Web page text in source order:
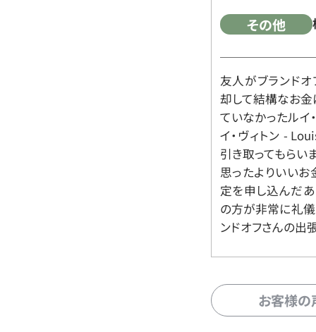
その他
友人がブランド
却して結構なお金
ていなかったルイ
イ・ヴィトン -
引き取ってもらい
思ったよりいいお
定を申し込んだ
の方が非常に礼儀
ンドオフさんの出
お客様